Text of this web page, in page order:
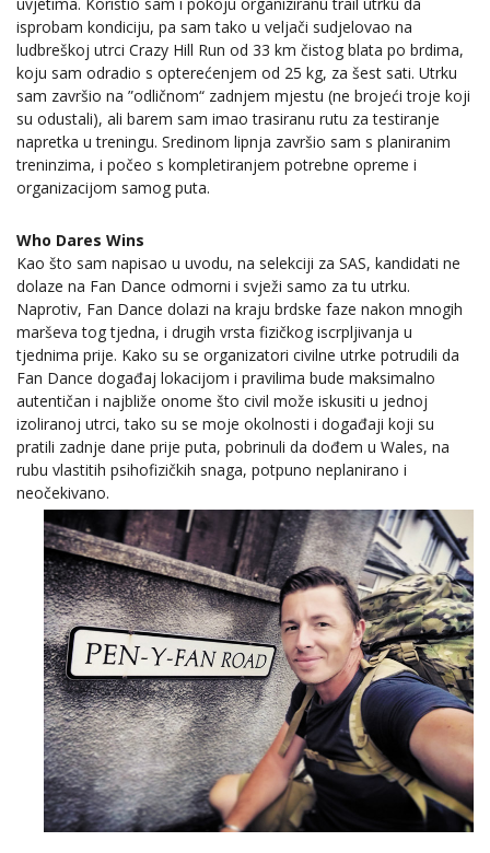
uvjetima. Koristio sam i pokoju organiziranu trail utrku da
isprobam kondiciju, pa sam tako u veljači sudjelovao na
ludbreškoj utrci Crazy Hill Run od 33 km čistog blata po brdima,
koju sam odradio s opterećenjem od 25 kg, za šest sati. Utrku
sam završio na ”odličnom“ zadnjem mjestu (ne brojeći troje koji
su odustali), ali barem sam imao trasiranu rutu za testiranje
napretka u treningu. Sredinom lipnja završio sam s planiranim
treninzima, i počeo s kompletiranjem potrebne opreme i
organizacijom samog puta.
Who Dares Wins
Kao što sam napisao u uvodu, na selekciji za SAS, kandidati ne
dolaze na Fan Dance odmorni i svježi samo za tu utrku.
Naprotiv, Fan Dance dolazi na kraju brdske faze nakon mnogih
marševa tog tjedna, i drugih vrsta fizičkog iscrpljivanja u
tjednima prije. Kako su se organizatori civilne utrke potrudili da
Fan Dance događaj lokacijom i pravilima bude maksimalno
autentičan i najbliže onome što civil može iskusiti u jednoj
izoliranoj utrci, tako su se moje okolnosti i događaji koji su
pratili zadnje dane prije puta, pobrinuli da dođem u Wales, na
rubu vlastitih psihofizičkih snaga, potpuno neplanirano i
neočekivano.